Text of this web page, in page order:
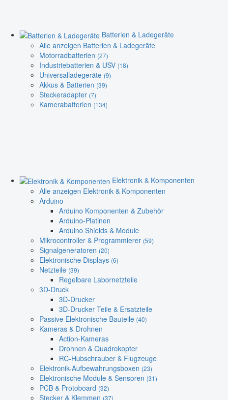
Batterien & Ladegeräte
Alle anzeigen Batterien & Ladegeräte
Motorradbatterien (27)
Industriebatterien & USV (18)
Universalladegeräte (9)
Akkus & Batterien (39)
Steckeradapter (7)
Kamerabatterien (134)
Elektronik & Komponenten
Alle anzeigen Elektronik & Komponenten
Arduino
Arduino Komponenten & Zubehör
Arduino-Platinen
Arduino Shields & Module
Mikrocontroller & Programmierer (59)
Signalgeneratoren (20)
Elektronische Displays (6)
Netzteile (39)
Regelbare Labornetzteile
3D-Druck
3D-Drucker
3D-Drucker Teile & Ersatzteile
Passive Elektronische Bauteile (40)
Kameras & Drohnen
Action-Kameras
Drohnen & Quadrokopter
RC-Hubschrauber & Flugzeuge
Elektronik-Aufbewahrungsboxen (23)
Elektronische Module & Sensoren (31)
PCB & Protoboard (32)
Stecker & Klemmen (37)